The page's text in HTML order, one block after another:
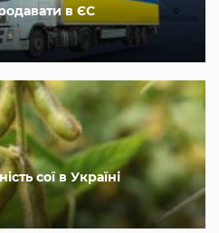
в ЄС
сої в Україні